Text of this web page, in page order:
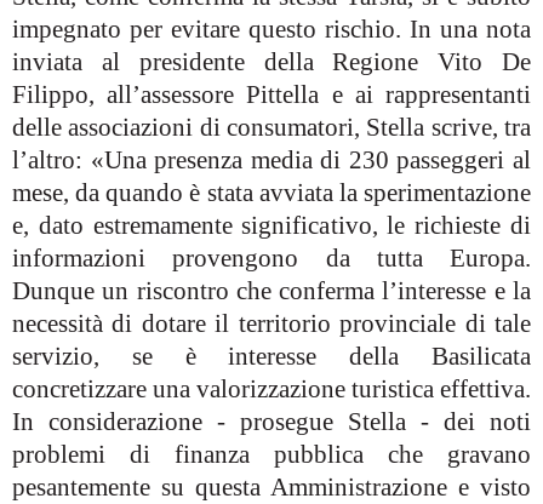
impegnato per evitare questo rischio. In una nota
inviata al presidente della Regione Vito De
Filippo, all’assessore Pittella e ai rappresentanti
delle associazioni di consumatori, Stella scrive, tra
l’altro: «Una presenza media di 230 passeggeri al
mese, da quando è stata avviata la sperimentazione
e, dato estremamente significativo, le richieste di
informazioni provengono da tutta Europa.
Dunque un riscontro che conferma l’interesse e la
necessità di dotare il territorio provinciale di tale
servizio, se è interesse della Basilicata
concretizzare una valorizzazione turistica effettiva.
In considerazione - prosegue Stella - dei noti
problemi di finanza pubblica che gravano
pesantemente su questa Amministrazione e visto